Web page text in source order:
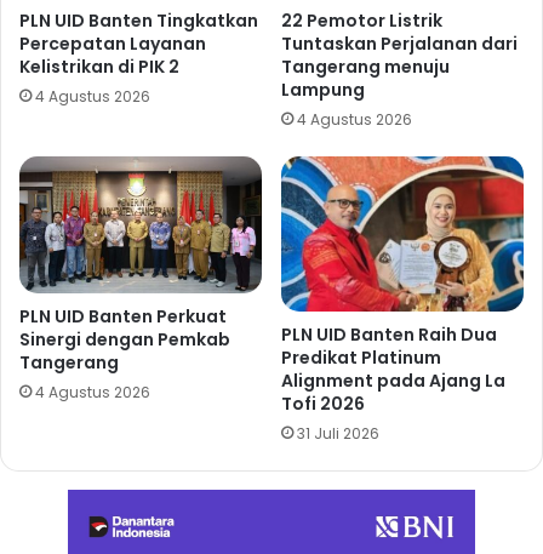
PLN UID Banten Tingkatkan
Percepatan Layanan
Kelistrikan di PIK 2
4 Agustus 2026
22 Pemotor Listrik
Tuntaskan Perjalanan dari
Tangerang menuju
Lampung
4 Agustus 2026
PLN UID Banten Perkuat
Sinergi dengan Pemkab
Tangerang
4 Agustus 2026
PLN UID Banten Raih Dua
Predikat Platinum
Alignment pada Ajang La
Tofi 2026
31 Juli 2026